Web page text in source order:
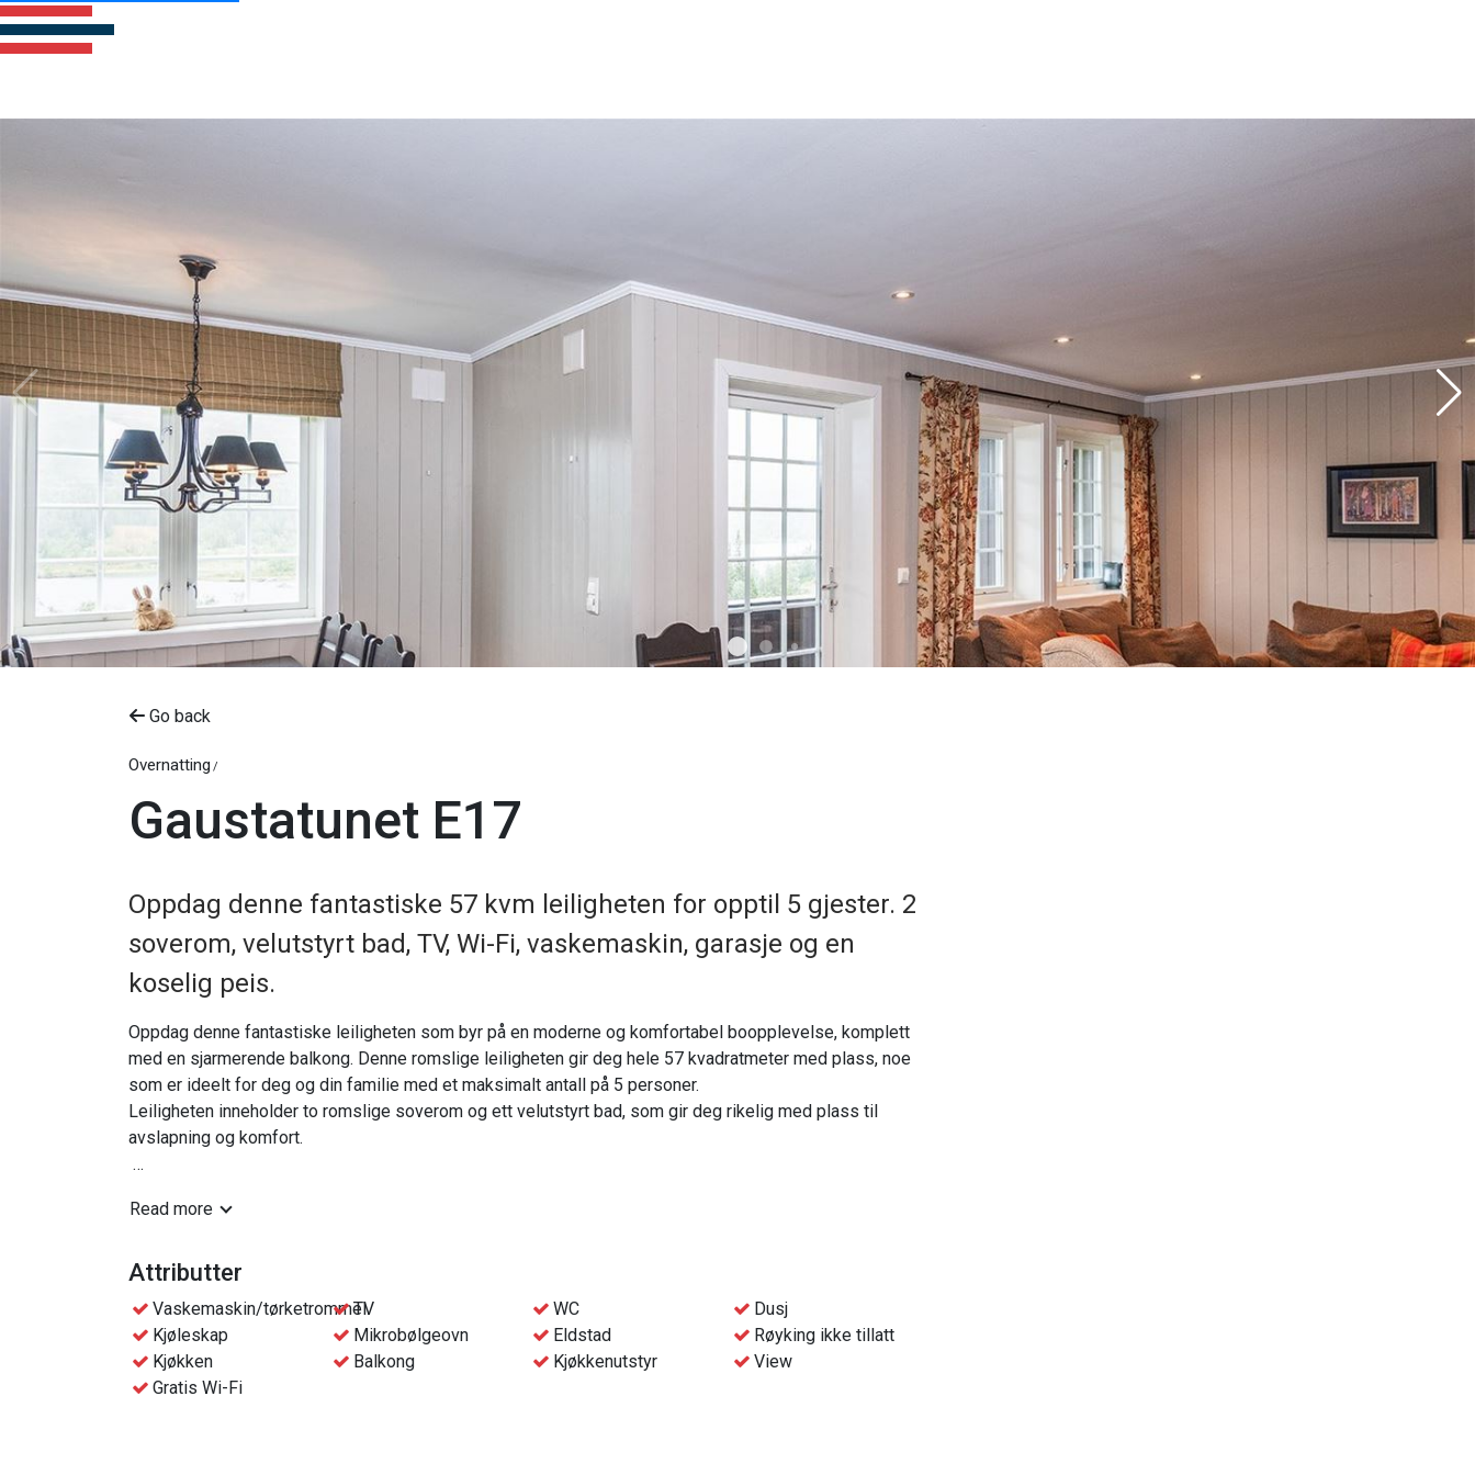
Go back
Overnatting
Gaustatunet E17
Oppdag denne fantastiske 57 kvm leiligheten for opptil 5 gjester. 2
soverom, velutstyrt bad, TV, Wi-Fi, vaskemaskin, garasje og en
koselig peis.
Oppdag denne fantastiske leiligheten som byr på en moderne og komfortabel boopplevelse, komplett
med en sjarmerende balkong. Denne romslige leiligheten gir deg hele 57 kvadratmeter med plass, noe
som er ideelt for deg og din familie med et maksimalt antall på 5 personer.
Leiligheten inneholder to romslige soverom og ett velutstyrt bad, som gir deg rikelig med plass til
avslapning og komfort.
tilkoblingen.
Vi har også tatt hensyn til dine praktiske behov. En vaskemaskin er tilgjengelig for å håndtere vaskeriet
For ekstra kos og atmosfære kan du slappe av foran peisen og nyte varmen den gir.
Soverom 1: Dobbeltseng
Read more
Attributter
Vaskemaskin/tørketrommel
TV WC
Dusj
Kjøleskap
Mikrobølgeovn Eldstad
Røyking ikke tillatt
Kjøkken
Balkong Kjøkkenutstyr
View
Gratis Wi-Fi